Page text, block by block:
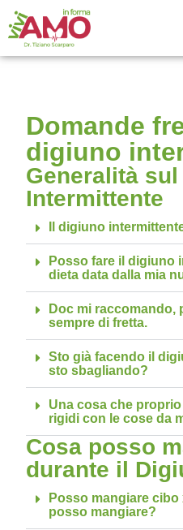
Domande
digiuno
Generalità
Intermittente
Il digiuno
Posso fare il digiuno
dieta data dalla mia
Doc mi raccomando,
sempre di fretta.
Sto già facendo il
sto sbagliando?
Una cosa che
rigidi con le cose da
Cosa posso
durante il
Posso mangiare
posso mangiare?